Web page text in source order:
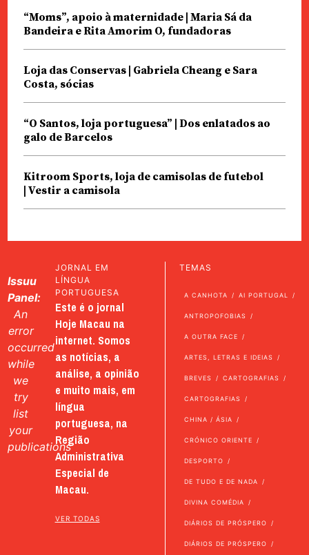
“Moms”, apoio à maternidade | Maria Sá da
Bandeira e Rita Amorim O, fundadoras
Loja das Conservas | Gabriela Cheang e Sara
Costa, sócias
“O Santos, loja portuguesa” | Dos enlatados ao
galo de Barcelos
Kitroom Sports, loja de camisolas de futebol
| Vestir a camisola
Issuu
Panel:
An
error
occurred
while
we
try
list
your
publications
JORNAL EM
LÍNGUA
PORTUGUESA
Este é o jornal
Hoje Macau na
internet. Somos
as notícias, a
análise, a opinião
e muito mais, em
língua
portuguesa, na
Região
Administrativa
Especial de
Macau.
VER TODAS
TEMAS
A CANHOTA AI PORTUGAL
ANTROPOFOBIAS
A OUTRA FACE
ARTES, LETRAS E IDEIAS
BREVES CARTOGRAFIAS
CARTOGRAFIAS
CHINA / ÁSIA
CRÓNICO ORIENTE
DESPORTO
DE TUDO E DE NADA
DIVINA COMÉDIA
DIÁRIOS DE PRÓSPERO
DIÁRIOS DE PRÓSPERO